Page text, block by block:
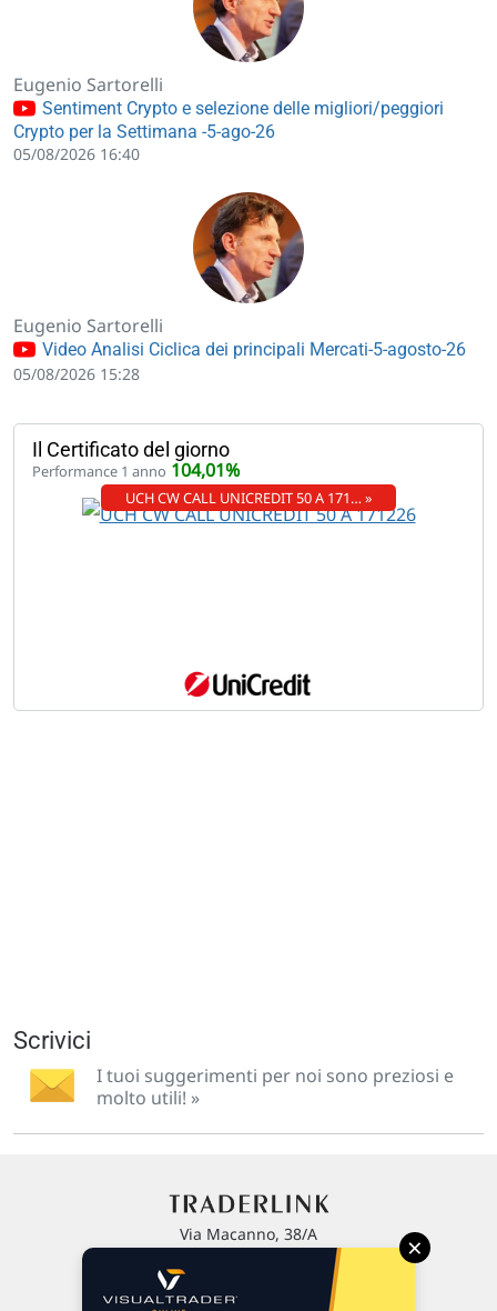
Eugenio Sartorelli
Sentiment Crypto e selezione delle migliori/peggiori
Crypto per la Settimana -5-ago-26
05/08/2026 16:40
Eugenio Sartorelli
Video Analisi Ciclica dei principali Mercati-5-agosto-26
05/08/2026 15:28
Il Certificato del giorno
Performance 1 anno 104,01%
UCH CW CALL UNICREDIT 50 A 171… »
Scrivici
I tuoi suggerimenti per noi sono preziosi e
molto utili! »
Via Macanno, 38/A
P.IVA 02 452 460 401
×